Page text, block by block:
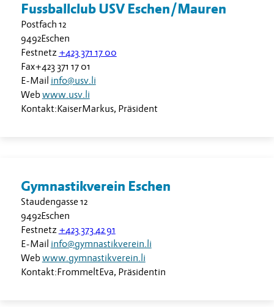
Fussballclub USV Eschen/Mauren
Postfach 12
9492Eschen
Festnetz +423 371 17 00
Fax+423 371 17 01
E-Mail info@usv.li
Webwww.usv.li
Kontakt:KaiserMarkus, Präsident
Gymnastikverein Eschen
Staudengasse 12
9492Eschen
Festnetz +423 373 42 91
E-Mail info@gymnastikverein.li
Webwww.gymnastikverein.li
Kontakt:FrommeltEva, Präsidentin